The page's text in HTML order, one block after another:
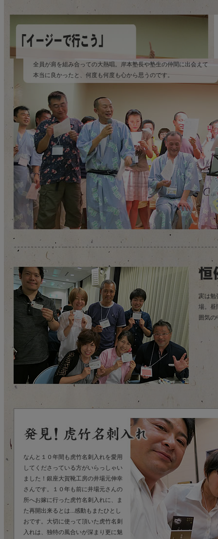
全員が肩を組み合っての大熱唱。岸本塾長や塾生の仲間に出会えて
本当に良かったと、何度も何度も心から思うのです。
実は勉
場。昼
囲気
なんと１０年間も虎竹名刺入れを愛用
してくださっている方がいらっしゃい
ました！銀座大賀靴工房の井場元伸幸
さんです。１０年も前に井場元さんの
所へお嫁に行った虎竹名刺入れに、ま
た再開出来るとは...感動もまたひとし
おです。大切に使って頂いた虎竹名刺
入れは、独特の風合いが深まり更に魅